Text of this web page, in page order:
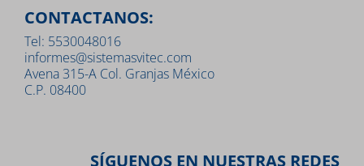
CONTACTANOS:
Tel: 5530048016
informes@sistemasvitec.com
Avena 315-A Col. Granjas México
C.P. 08400
SÍGUENOS EN NUESTRAS REDES